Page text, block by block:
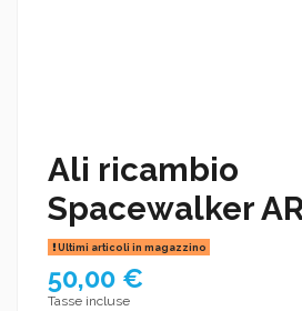
Ali ricambio
Spacewalker
Ultimi articoli in magazzino
50,00 €
Tasse incluse